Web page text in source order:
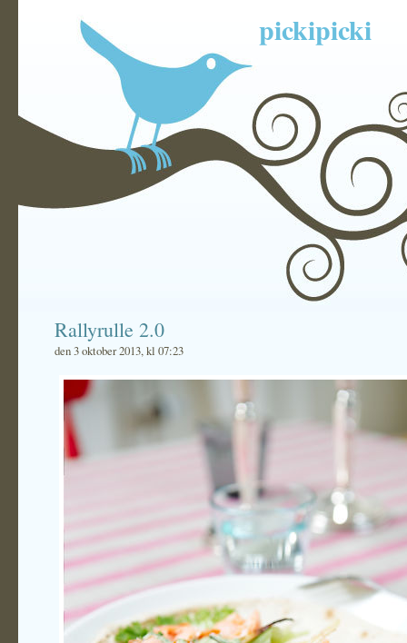
pickipicki
Rallyrulle 2.0
den 3 oktober 2013, kl 07:23